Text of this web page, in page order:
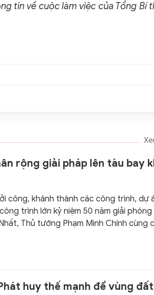
tin về cuộc làm việc của Tổng Bí
rộng giải pháp lên tàu bay
công, khánh thành các công trình, dự
trình lớn kỷ niệm 50 năm giải phóng
Thủ tướng Phạm Minh Chính cùng
thí điểm giải pháp ứng dụng định
huy thế mạnh để vùng đất